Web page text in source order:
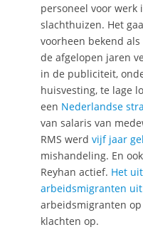
personeel voor werk
slachthuizen. Het
voorheen bekend
de afgelopen jaren
in de publiciteit,
huisvesting, te lage
een Nederlandse
van salaris van
RMS werd vijf jaar
mishandeling. En
Reyhan actief. Het
arbeidsmigranten uit
arbeidsmigranten
klachten op.